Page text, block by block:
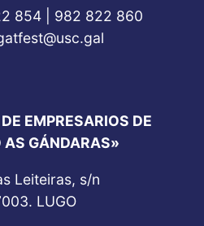
854 | 982 822 860
EMPRESARIOS DE
AS GÁNDARAS»
Leiteiras, s/n
LUGO